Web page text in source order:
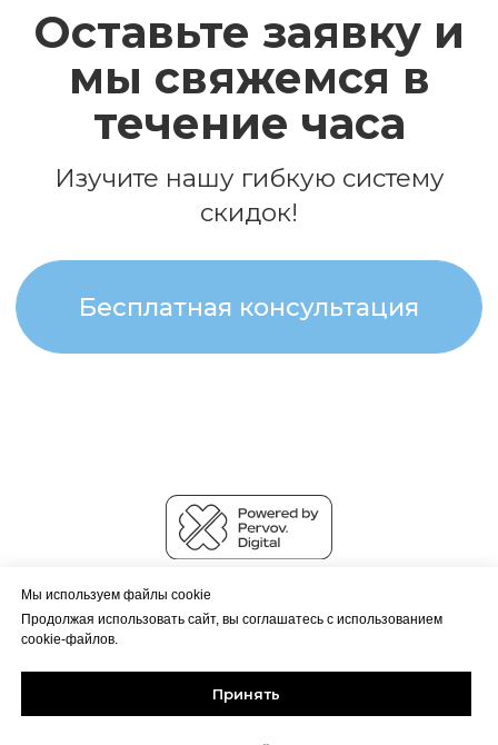
Мы используем файлы cookie
Продолжая использовать сайт, вы соглашатесь с использованием
cookie-файлов.
Принять
© MonteMove 2022 – 2026
Политика обработки данных